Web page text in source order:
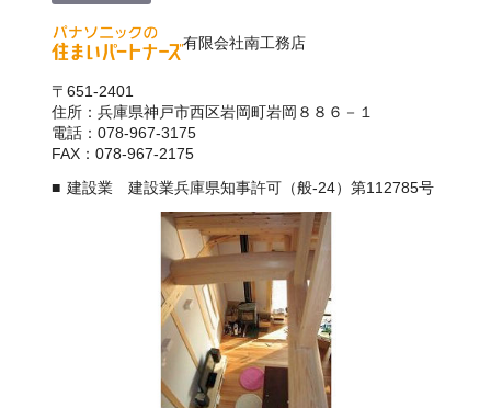
有限会社南工務店
〒651-2401
住所：兵庫県神戸市西区岩岡町岩岡８８６－１
電話：078-967-3175
FAX：078-967-2175
建設業 建設業兵庫県知事許可（般-24）第112785号